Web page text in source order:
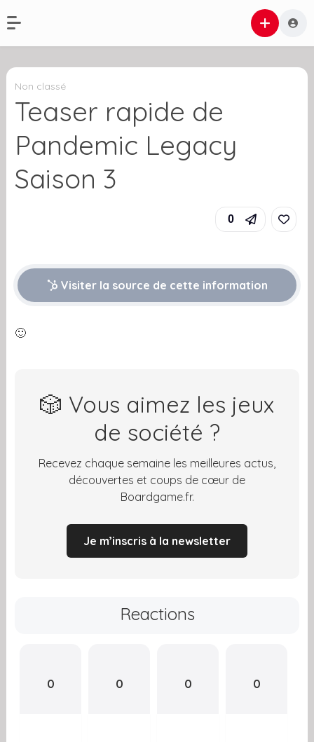
Non classé
Teaser rapide de
Pandemic Legacy
Saison 3
0
Visiter la source de cette information
🙂
🎲 Vous aimez les jeux
de société ?
Recevez chaque semaine les meilleures actus,
découvertes et coups de cœur de
Boardgame.fr.
Je m’inscris à la newsletter
Reactions
0 0 0 0